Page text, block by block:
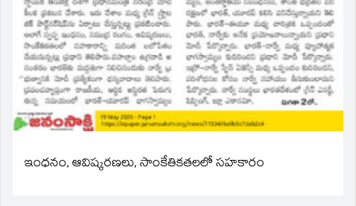
ఇంధనం, ఆవిష్కరణలు, సాంకేతికతలలో సహకారం